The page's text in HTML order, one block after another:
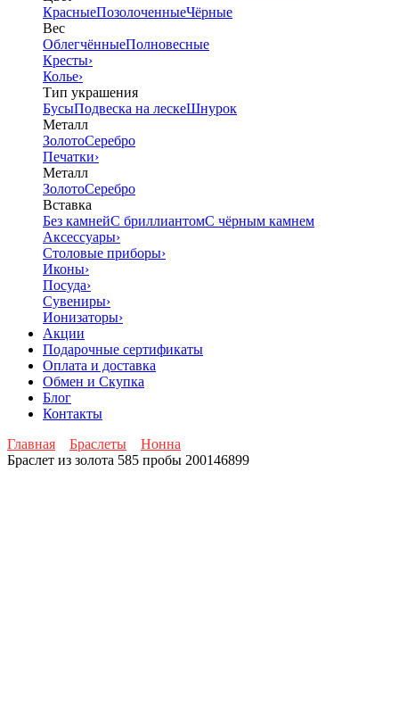
КрасныеПозолоченныеЧёрные
Вес
ОблегчённыеПолновесные
Кресты›
Колье›
Тип украшения
БусыПодвеска на лескеШнурок
Металл
ЗолотоСеребро
Печатки›
Металл
ЗолотоСеребро
Вставка
Без камнейС бриллиантомС чёрным камнем
Аксессуары›
Столовые приборы›
Иконы›
Посуда›
Сувениры›
Ионизаторы›
Акции
Подарочные сертификаты
Оплата и доставка
Обмен и Скупка
Блог
Контакты
Главная
Браслеты
Нонна
Браслет из золота 585 пробы 200146899